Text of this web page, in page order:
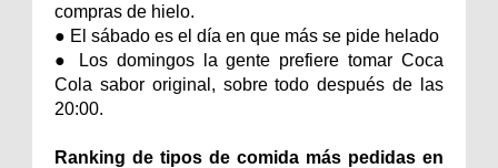
compras de hielo.
● El sábado es el día en que más se pide helado
● Los domingos la gente prefiere tomar Coca
Cola sabor original, sobre todo después de las
20:00.
Ranking de tipos de comida más pedidas en